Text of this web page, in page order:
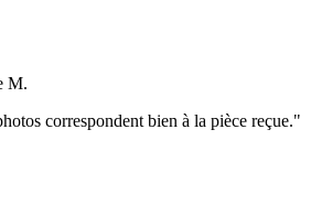
M.
correspondent bien à la pièce reçue."